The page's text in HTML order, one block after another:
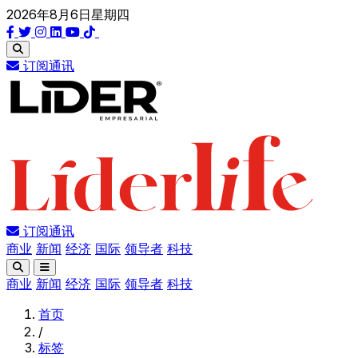
2026年8月6日星期四
订阅通讯
订阅通讯
商业 新闻 经济 国际 领导者 科技
商业 新闻 经济 国际 领导者 科技
首页
/
标签